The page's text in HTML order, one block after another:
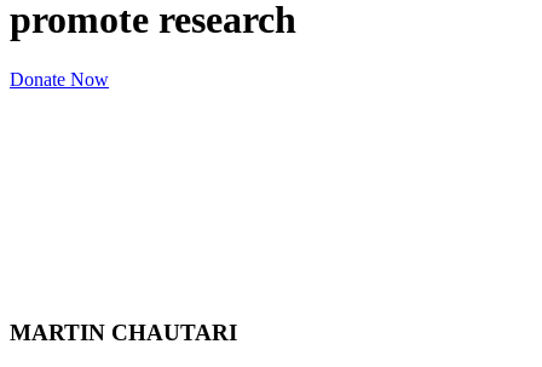
promote research
Donate Now
MARTIN CHAUTARI